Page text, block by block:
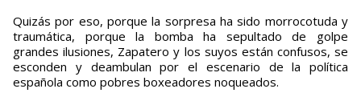
Quizás por eso, porque la sorpresa ha sido morrocotuda y
traumática, porque la bomba ha sepultado de golpe
grandes ilusiones, Zapatero y los suyos están confusos, se
esconden y deambulan por el escenario de la política
española como pobres boxeadores noqueados.